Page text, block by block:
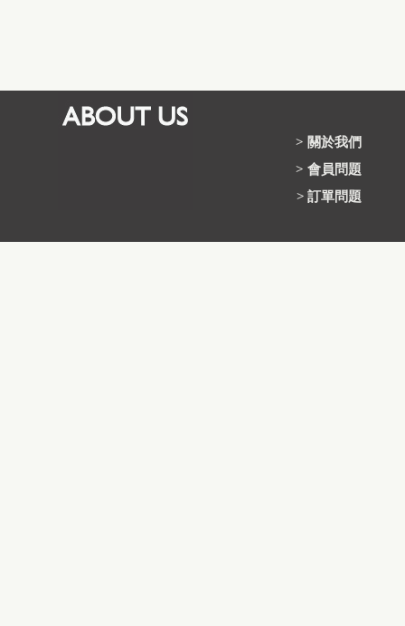
> 關於我們
> 會員問題
> 訂單問題